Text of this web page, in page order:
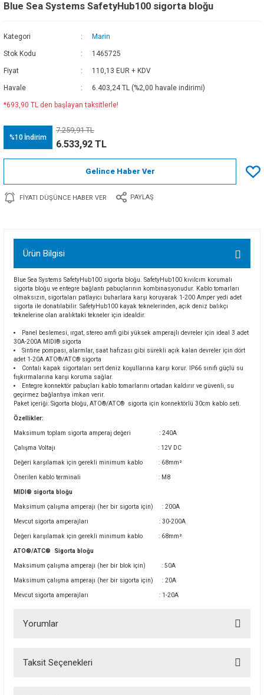
Blue Sea Systems SafetyHub100 sigorta bloğu
Kategori Marin
Stok Kodu 1465725
Fiyat 110,13 EUR + KDV
Havale 6.403,24 TL (%2,00 havale indirimi)
*693,90 TL den başlayan taksitlerle!
%10 İndirim
7.259,91 TL
6.533,92 TL
Gelince Haber Ver
FIYATI DÜŞÜNCE HABER VER PAYLAŞ
Ürün Bilgisi
Blue Sea Systems SafetyHub100 sigorta bloğu. SafetyHub100 kıvılcım korumalı
sigorta bloğu ve entegre bağlantı pabuçlarının kombinasyonudur. Kablo tomarları
olmaksızın, sigortaları patlayıcı buharlara karşı koruyarak 1-200 Amper yedi adet
sigorta ile donatılabilir. SafetyHub100 kayak teknelerinden, açık deniz balıkçı
teknelerine olan aralıktaki tekneler için idealdir.
Panel beslemesi, ırgat, stereo amfi gibi yüksek amperajlı devreler için ideal 3 adet
30A-200A MIDI® sigorta
Sintine pompası, alarmlar, saat hafızası gibi sürekli açık kalan devreler için dört
adet 1-20A ATO®/ATC® sigorta
Contalı kapak sigortaları sert deniz koşullarına karşı korur. IP66 sınıfı güçlü su
fışkırmalarına karşı koruma sağlar.
Entegre konnektör pabuçları kablo tomarlarını ortadan kaldırır ve güvenli, su
geçirmez bağlantıya imkan verir.
Paket içeriği: Sigorta bloğu, ATO®/ATC®
sigorta için konnektörlü 30cm kablo seti.
Özellikler:
Maksimum toplam sigorta amperaj değeri : 240A
Çalışma Voltajı : 12V DC
Değeri karşılamak için gerekli minimum kablo : 68mm²
Önerilen kablo terminali : M8
MIDI® sigorta bloğu
Maksimum çalışma amperajı (her bir sigorta için) : 200A
Mevcut sigorta amperajları : 30-200A
Değeri karşılamak için gerekli minimum kablo : 68mm²
ATO®/ATC® Sigorta bloğu
Maksimum çalışma amperajı (her bir blok için) : 50A
Maksimum çalışma amperajı (her bir sigorta için) : 20A
Mevcut sigorta amperajları : 1-20A
Yorumlar
Taksit Seçenekleri